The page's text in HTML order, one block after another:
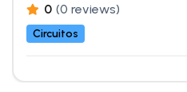
0 (0 reviews)
Circuitos